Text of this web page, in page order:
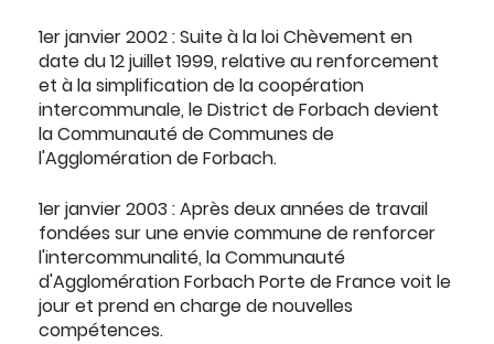
1er janvier 2002 :Suite à la loi Chèvement en
date du 12 juillet 1999, relative au renforcement
et à la simplification de la coopération
intercommunale, le District de Forbach devient
la Communauté de Communes de
l'Agglomération de Forbach.
1er janvier 2003 :Après deux années de travail
fondées sur une envie commune de renforcer
l'intercommunalité, la Communauté
d'Agglomération Forbach Porte de France voit le
jour et prend en charge de nouvelles
compétences.